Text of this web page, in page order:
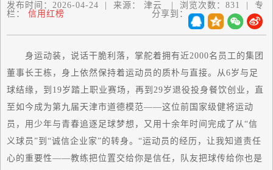
发布时间： 2026-04-24 来源： 津云 浏览次数： 831
专
栏：
信用红榜 分享到：
身运动装，说话干脆利落，掌舵着拥有近2000名员工的集团
董事长王栋，身上依然保持着运动员的质朴与直接。从6岁与足
球结缘，到19岁踏上职业赛场，再到29岁退役投身餐饮创业，直
至如今成为第九届天津市道德模范——这位前 国家级健将运动
员，用少年与青春追逐足球梦想，又用十余年时间完成了从“信
义球员”到“诚信企业家”的转身。“运动员的经历，让我知道责任
心的重要性——教练把位置交给你是信任，队友把球传给你也是